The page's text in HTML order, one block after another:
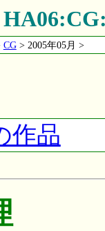
CG> 2005年05月 >
作品